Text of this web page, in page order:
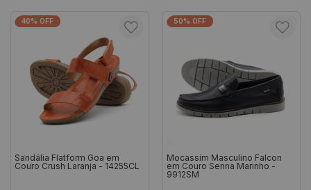
40% OFF
Sandália Flatform Goa em
Couro Crush Laranja - 14255CL
50% OFF
Mocassim Masculino Falcon
em Couro Senna Marinho -
9912SM